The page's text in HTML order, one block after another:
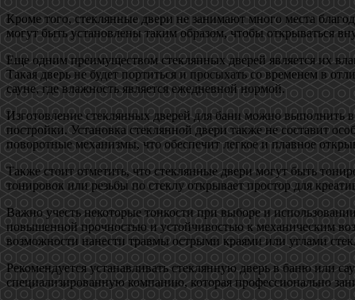
Кроме того, стеклянные двери не занимают много места
могут быть установлены таким образом, чтобы открываться
Еще одним преимуществом стеклянных дверей является их
Такая дверь не будет портиться и просыхать со временем в
сауне, где влажность является ежедневной нормой.
Изготовление стеклянных дверей для бани можно выполнить
постройки. Установка стеклянной двери также не составит
поворотные механизмы, что обеспечит легкое и плавное
Также стоит отметить, что стеклянные двери могут быть
тонировок или резьбы по стеклу открывает простор для
Важно учесть некоторые тонкости при выборе и
повышенной прочностью и устойчивостью к механическим
возможности нанести травмы острыми краями или углами
Рекомендуется устанавливать стеклянную дверь в баню или
специализированную компанию, которая профессионально